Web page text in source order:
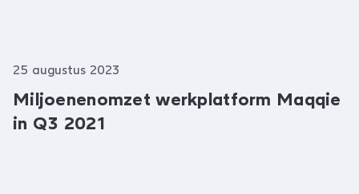
25 augustus 2023
Miljoenenomzet werkplatform Maqqie
in Q3 2021